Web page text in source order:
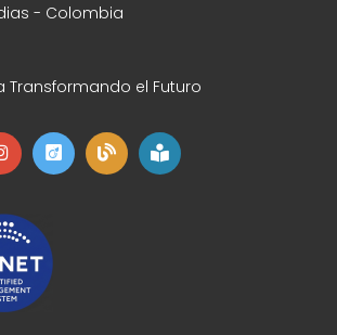
- Colombia
Transformando el Futuro